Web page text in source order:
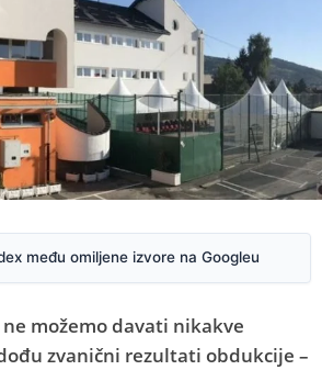
među omiljene izvore na Googleu
možemo davati nikakve
zvanični rezultati obdukcije –